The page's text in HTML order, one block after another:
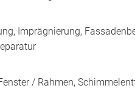
Imprägnierung,
/ Rahmen,